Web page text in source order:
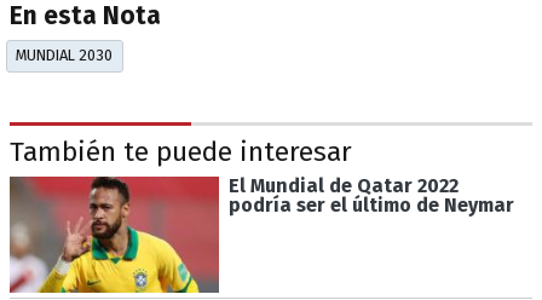
En esta Nota
MUNDIAL 2030
También te puede interesar
El Mundial de Qatar 2022
podría ser el último de Neymar